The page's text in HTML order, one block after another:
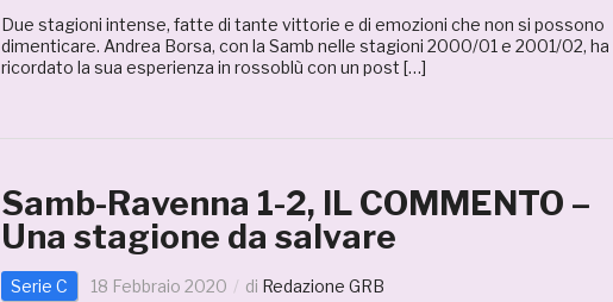
Due stagioni intense, fatte di tante vittorie e di emozioni che non si possono
dimenticare. Andrea Borsa, con la Samb nelle stagioni 2000/01 e 2001/02, ha
ricordato la sua esperienza in rossoblù con un post […]
Samb-Ravenna 1-2, IL COMMENTO –
Una stagione da salvare
Serie C 18 Febbraio 2020 di Redazione GRB